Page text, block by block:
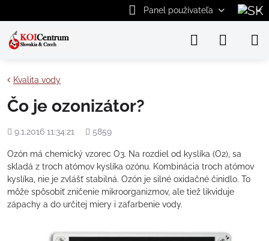
Panel používateľa
Kvalita vody
Čo je ozonizátor?
Pridané
9.1.2016 11:34:21
Počet
5859
Ozón má chemický vzorec O3. Na rozdiel od kyslíka (O2), sa
skladá z troch atómov kyslíka ozónu. Kombinácia troch atómov
kyslíka, nie je zvlášť stabilná. Ozón je silné oxidačné činidlo. To
môže spôsobiť zničenie mikroorganizmov, ale tiež likviduje
zápachy a do určitej miery i zafarbenie vody.